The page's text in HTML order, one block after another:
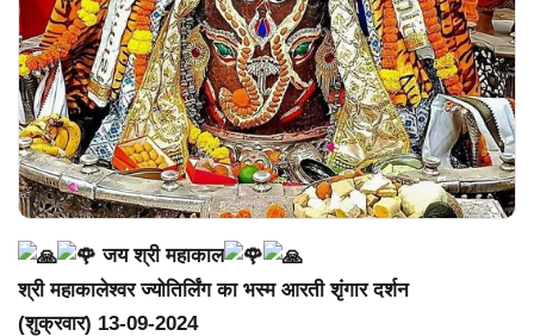
जय श्री महाकाल
श्री महाकालेश्वर ज्योतिर्लिंग का भस्म आरती शृंगार दर्शन
(शुक्रवार) 13-09-2024